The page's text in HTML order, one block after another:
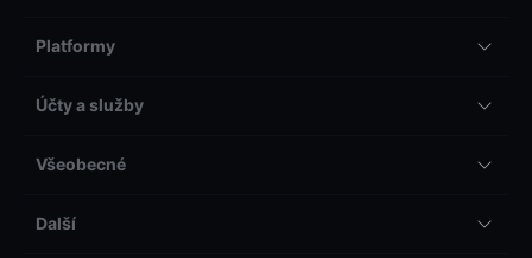
Platformy
Účty a služby
Všeobecné
Další